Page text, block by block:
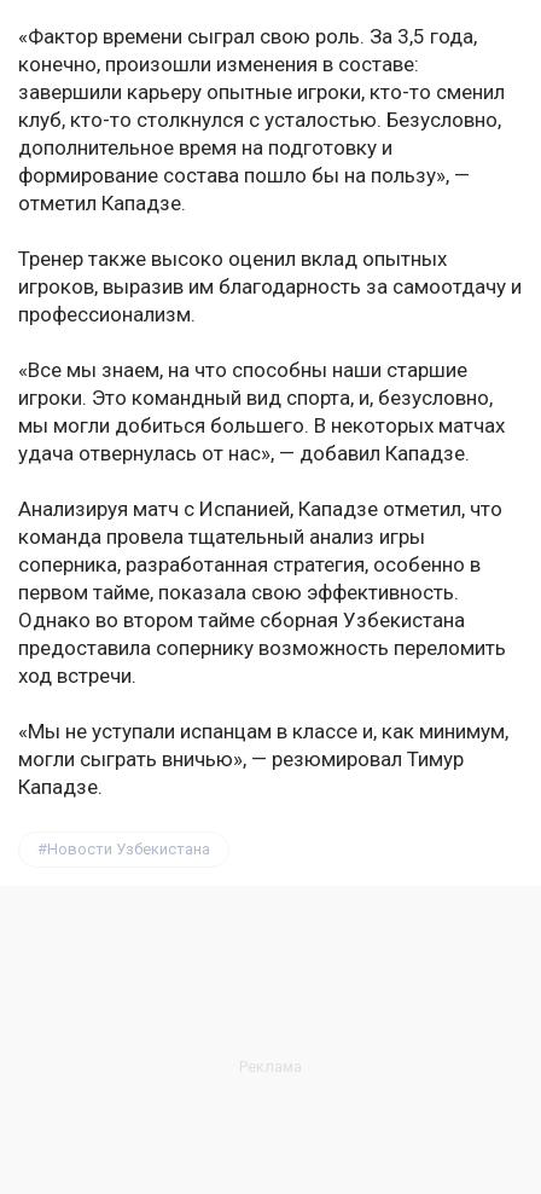
«Фактор времени сыграл свою роль. За 3,5 года,
конечно, произошли изменения в составе:
завершили карьеру опытные игроки, кто-то сменил
клуб, кто-то столкнулся с усталостью. Безусловно,
дополнительное время на подготовку и
формирование состава пошло бы на пользу», —
отметил Кападзе.
Тренер также высоко оценил вклад опытных
игроков, выразив им благодарность за самоотдачу и
профессионализм.
«Все мы знаем, на что способны наши старшие
игроки. Это командный вид спорта, и, безусловно,
мы могли добиться большего. В некоторых матчах
удача отвернулась от нас», — добавил Кападзе.
Анализируя матч с Испанией, Кападзе отметил, что
команда провела тщательный анализ игры
соперника, разработанная стратегия, особенно в
первом тайме, показала свою эффективность.
Однако во втором тайме сборная Узбекистана
предоставила сопернику возможность переломить
ход встречи.
«Мы не уступали испанцам в классе и, как минимум,
могли сыграть вничью», — резюмировал Тимур
Кападзе.
Новости Узбекистана